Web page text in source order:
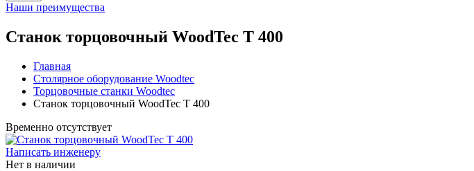
Наши преимущества
Станок торцовочный WoodTec T 400
Главная
Столярное оборудование Woodtec
Торцовочные станки Woodtec
Станок торцовочный WoodTec T 400
Временно отсутствует
Написать инженеру
Нет в наличии